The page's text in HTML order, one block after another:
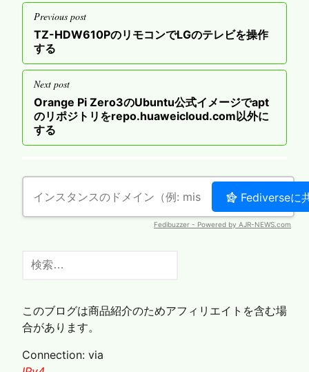
投
稿
ナ
ビ
ゲ
ー
シ
ョ
Previous post
Previous
post
TZ-HDW610PのリモコンでLGのテレビを操作
する
Next post
Next
post
Orange Pi Zero3のUbuntu公式イメージでapt
のリポジトリをrepo.huaweicloud.com以外に
する
索:
このブログは商品紹介のためアフィリエイトを含む場
合があります。
Connection: via